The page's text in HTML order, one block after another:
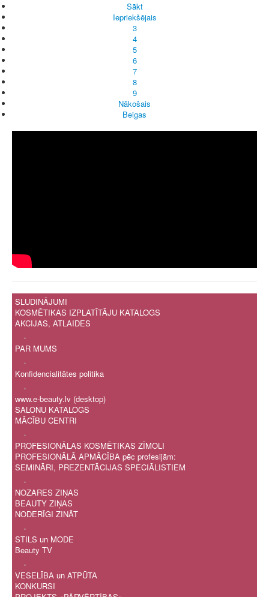
Sākt
Iepriekšējais
3
4
5
6
7
8
9
Nākošais
Beigas
SLUDINĀJUMI
KOSMĒTIKAS IZPLATĪTĀJU KATALOGS
AKCIJAS, ATLAIDES
.
PAR MUMS
.
Konfidencialitātes politika
.
www.e-beauty.lv (desktop)
SALONU KATALOGS
MĀCĪBU CENTRI
.
PROFESIONĀLAS KOSMĒTIKAS ZĪMOLI
PROFESIONĀLĀ APMĀCĪBA pēc profesijām:
SEMINĀRI, PREZENTĀCIJAS SPECIĀLISTIEM
.
NOZARES ZIŅAS
BEAUTY ZIŅAS
NODERĪGI ZINĀT
.
STILS un MODE
Beauty TV
.
VESELĪBA un ATPŪTA
KONKURSI